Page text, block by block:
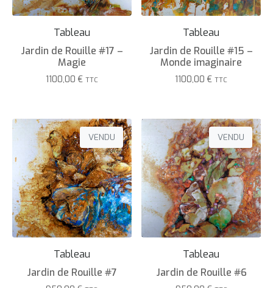
Tableau
Jardin de Rouille #17 –
Magie
1100,00 € TTC
Tableau
Jardin de Rouille #15 –
Monde imaginaire
1100,00€ TTC
VENDU
Tableau
Jardin de Rouille #7
VENDU
Tableau
Jardin de Rouille #6